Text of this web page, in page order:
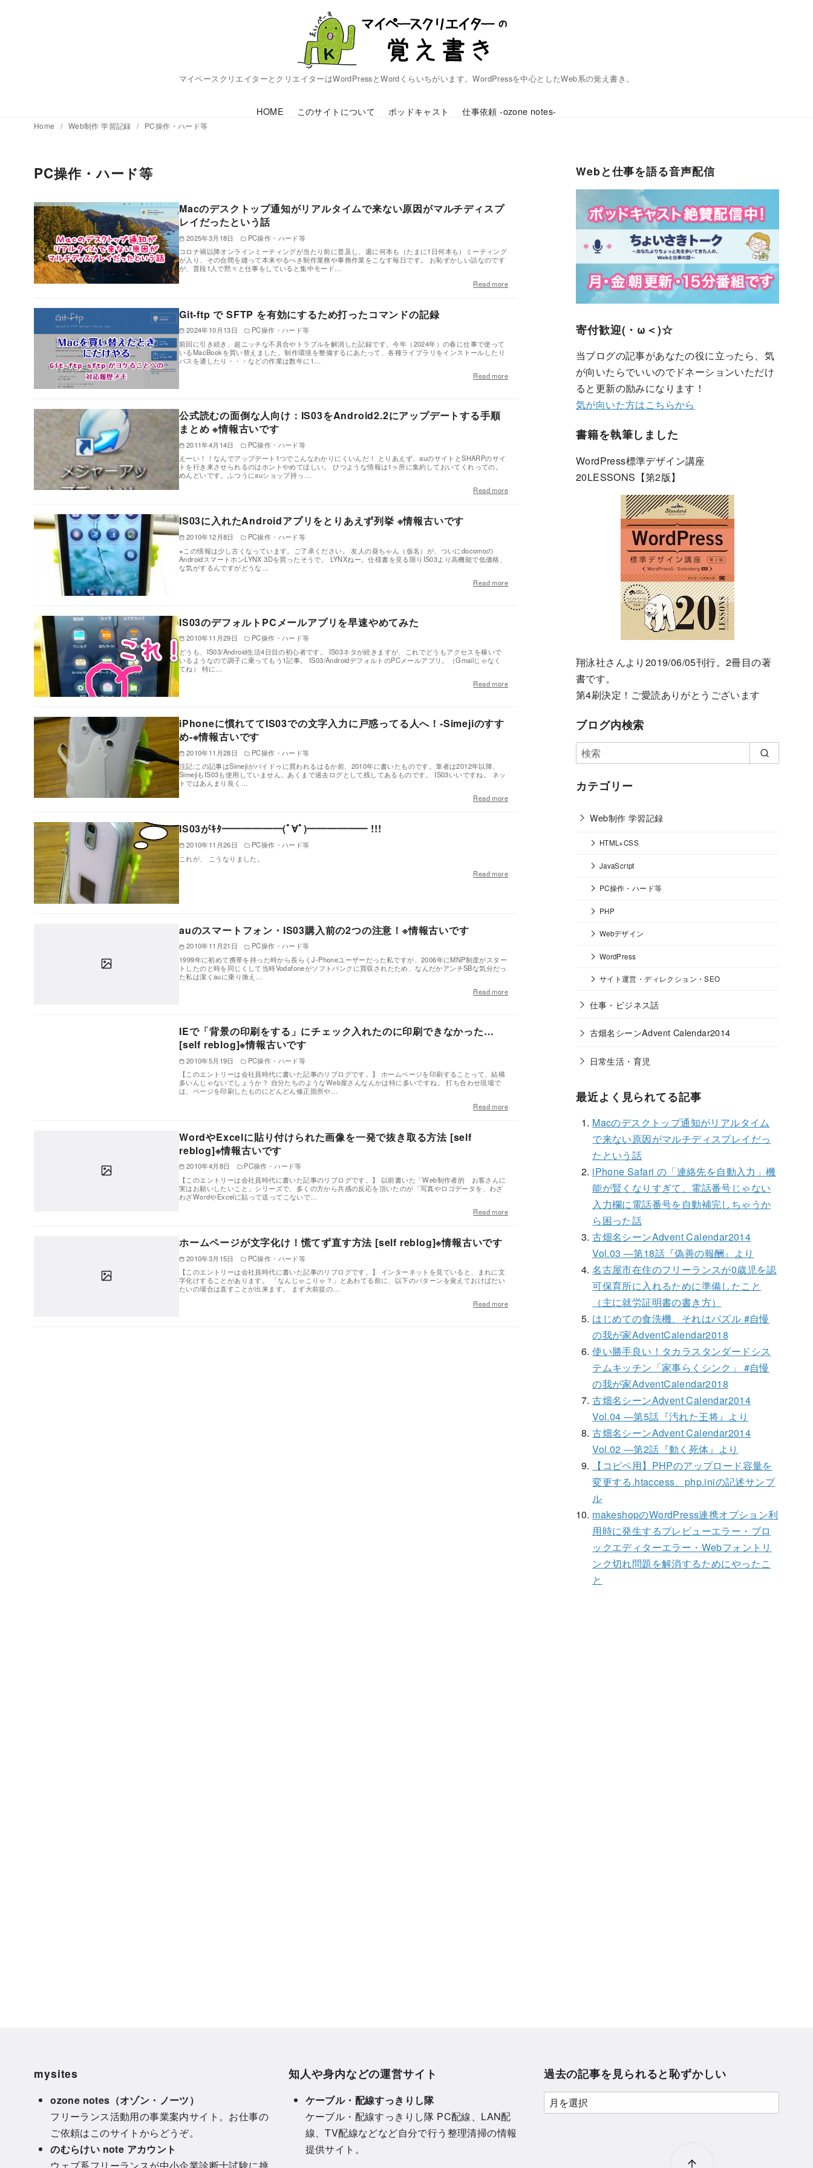
マイペースクリエイターとクリエイターはWordPressとWordくらいちがいます。WordPressを中心としたWeb系の覚え書き。
HOME このサイトについて ポッドキャスト 仕事依頼 -ozone notes-
Home Web制作 学習記録 PC操作・ハード等
PC操作・ハード等
Macのデスクトップ通知がリアルタイムで来ない原因がマルチディスプ
レイだったという話
2025年3月18日
PC操作・ハード等
コロナ禍以降オンラインミーティングが当たり前に普及し、週に何本も（たまに1日何本も）ミーティング
が入り、その合間を縫って本来やるべき制作業務や事務作業をこなす毎日です。 お恥ずかしい話なのです
が、普段1人で黙々と仕事をしていると集中モード…
Read more
Git-ftp で SFTP を有効にするため打ったコマンドの記録
2024年10月13日
PC操作・ハード等
前回に引き続き、超ニッチな不具合やトラブルを解消した記録です。今年（2024年）の春に仕事で使って
いるMacBookを買い替えました。制作環境を整備するにあたって、各種ライブラリをインストールしたり
パスを通したり・・・などの作業は数年に1…
Read more
公式読むの面倒な人向け：IS03をAndroid2.2にアップデートする手順
まとめ ※情報古いです
2011年4月14日
PC操作・ハード等
えーい！！なんでアップデート1つでこんなわかりにくいんだ！ とりあえず、auのサイトとSHARPのサイ
トを行き来させられるのはホントやめてほしい。 ひつような情報は1ヶ所に集約しておいてくれっての。
めんどいです。ふつうにauショップ持っ…
Read more
IS03に入れたAndroidアプリをとりあえず列挙 ※情報古いです
2010年12月8日
PC操作・ハード等
※この情報は少し古くなっています。ご了承ください。 友人の葵ちゃん（仮名）が、ついにdocomoの
AndroidスマートホンLYNX 3Dを買ったそうで。 LYNXねー。仕様書を見る限りIS03より高機能で低価格、
な気がするんですがどうな…
Read more
IS03のデフォルトPCメールアプリを早速やめてみた
2010年11月29日
PC操作・ハード等
どうも、IS03/Android生活4日目の初心者です。 IS03ネタが続きますが、これでどうもアクセスを稼いで
いるようなので調子に乗ってもう1記事。 IS03/AndroidデフォルトのPCメールアプリ。（Gmailじゃなく
てね） 特に…
Read more
iPhoneに慣れててIS03での文字入力に戸惑ってる人へ！-Simejiのすす
め-※情報古いです
2010年11月28日
PC操作・ハード等
注記:この記事はSimejiがバイドゥに買われるはるか前、2010年に書いたものです。筆者は2012年以降、
SimejiもIS03も使用していません。あくまで過去ログとして残してあるものです。 IS03いいですね。 ネッ
トではあんまり良く…
Read more
IS03がｷﾀ━━━━━━(ﾟ∀ﾟ)━━━━━━ !!!
2010年11月26日
PC操作・ハード等
これが、 こうなりました。
Read more
auのスマートフォン・IS03購入前の2つの注意！※情報古いです
2010年11月21日
PC操作・ハード等
1999年に初めて携帯を持った時から長らくJ-Phoneユーザーだった私ですが、2006年にMNP制度がスター
トしたのと時を同じくして当時Vodafoneがソフトバンクに買収されたため、なんだかアンチSBな気分だっ
た私は潔くauに乗り換え…
Read more
IEで「背景の印刷をする」にチェック入れたのに印刷できなかった…
[self reblog]※情報古いです
2010年5月19日
PC操作・ハード等
【このエントリーは会社員時代に書いた記事のリブログです。】 ホームページを印刷することって、結構
多いんじゃないでしょうか？ 自分たちのようなWeb屋さんなんかは特に多いですね。 打ち合わせ現場で
は、ページを印刷したものにどんどん修正箇所や…
Read more
WordやExcelに貼り付けられた画像を一発で抜き取る方法 [self
reblog]※情報古いです
2010年4月8日
PC操作・ハード等
【このエントリーは会社員時代に書いた記事のリブログです。】 以前書いた「Web制作者的 お客さんに
実はお願いしたいこと」シリーズで、多くの方から共感の反応を頂いたのが「写真やロゴデータを、わざ
わざWordやExcelに貼って送ってこないで…
Read more
ホームページが文字化け！慌てず直す方法 [self reblog]※情報古いです
2010年3月15日
PC操作・ハード等
【このエントリーは会社員時代に書いた記事のリブログです。】 インターネットを見ていると、まれに文
字化けすることがあります。 「なんじゃこりゃ？」とあわてる前に、以下のパターンを覚えておけばだい
たいの場合は直すことが出来ます。 まず大前提の…
Read more
Webと仕事を語る音声配信
寄付歓迎(・ω＜)☆
当ブログの記事があなたの役に立ったら、気
が向いたらでいいのでドネーションいただけ
ると更新の励みになります！
気が向いた方はこちらから
書籍を執筆しました
WordPress標準デザイン講座
20LESSONS【第2版】
翔泳社さんより2019/06/05刊行。2冊目の著
書です。
第4刷決定！ご愛読ありがとうございます
ブログ内検索
カテゴリー
Web制作 学習記録
HTML+CSS
JavaScript
PC操作・ハード等
PHP
Webデザイン
WordPress
サイト運営・ディレクション・SEO
仕事・ビジネス話
古畑名シーンAdvent Calendar2014
日常生活・育児
最近よく見られてる記事
Macのデスクトップ通知がリアルタイム
で来ない原因がマルチディスプレイだっ
たという話
iPhone Safari の「連絡先を自動入力」機
能が賢くなりすぎて、電話番号じゃない
入力欄に電話番号を自動補完しちゃうか
ら困った話
古畑名シーンAdvent Calendar2014
Vol.03 ―第18話『偽善の報酬』より
名古屋市在住のフリーランスが0歳児を認
可保育所に入れるために準備したこと
（主に就労証明書の書き方）
はじめての食洗機、それはパズル #自慢
の我が家AdventCalendar2018
使い勝手良い！タカラスタンダードシス
テムキッチン「家事らくシンク」 #自慢
の我が家AdventCalendar2018
古畑名シーンAdvent Calendar2014
Vol.04 ―第5話『汚れた王将』より
古畑名シーンAdvent Calendar2014
Vol.02 ―第2話『動く死体』より
【コピペ用】PHPのアップロード容量を
変更する.htaccess、php.iniの記述サンプ
ル
makeshopのWordPress連携オプション利
用時に発生するプレビューエラー・ブロ
ックエディターエラー・Webフォントリ
ンク切れ問題を解消するためにやったこ
と
mysites
ozone notes（オゾン・ノーツ）
フリーランス活動用の事業案内サイト。お仕事の
ご依頼はこのサイトからどうぞ。
のむらけい note アカウント
ウェブ系フリーランスが中小企業診断士試験に挑
知人や身内などの運営サイト
ケーブル・配線すっきりし隊
ケーブル・配線すっきりし隊 PC配線、LAN配
線、TV配線などなど自分で行う整理清掃の情報
提供サイト。
過去の記事を見られると恥ずかしい
過
去